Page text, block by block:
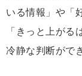
いる情報」や「
「きっと上がる
冷静な判断がで